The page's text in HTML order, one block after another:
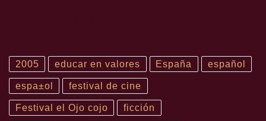
2005 educar en valores España español
espa±ol festival de cine
Festival el Ojo cojo ficción